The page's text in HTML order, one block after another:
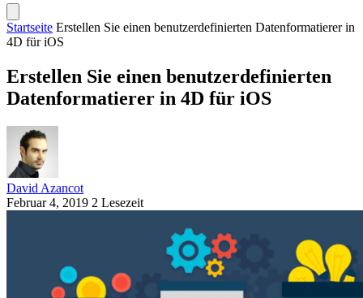
Startseite Erstellen Sie einen benutzerdefinierten Datenformatierer in
4D für iOS
Erstellen Sie einen benutzerdefinierten
Datenformatierer in 4D für iOS
David Azancot
Februar 4, 2019 2 Lesezeit